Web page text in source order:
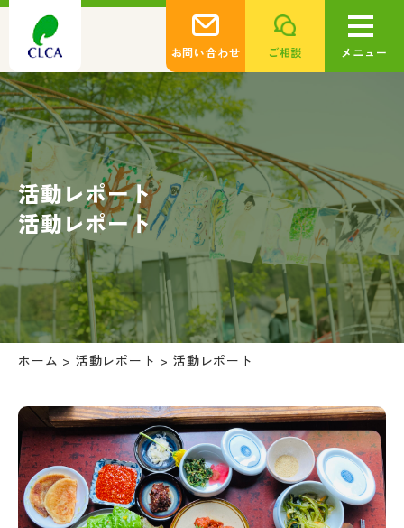
お問い合わせ ご相談 メニュー
活動レポート
活動レポート
ホーム > 活動レポート >活動レポート